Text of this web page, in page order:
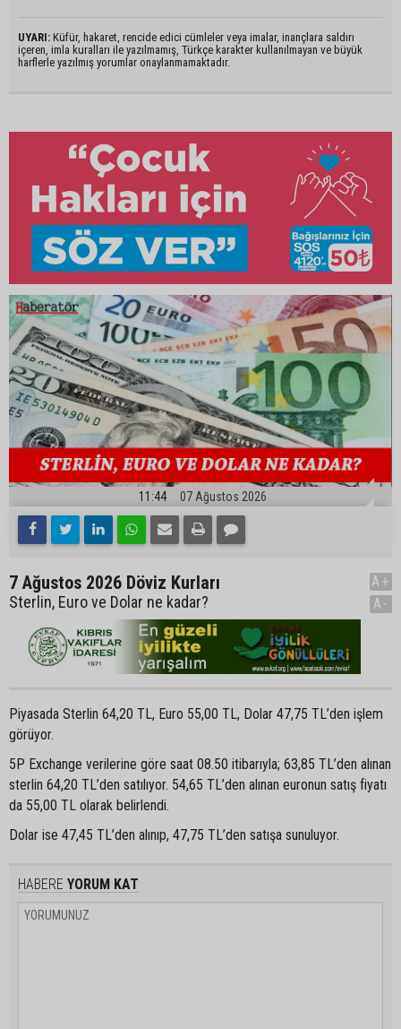
UYARI: Küfür, hakaret, rencide edici cümleler veya imalar, inançlara saldırı
içeren, imla kuralları ile yazılmamış, Türkçe karakter kullanılmayan ve büyük
harflerle yazılmış yorumlar onaylanmamaktadır.
11:44 07 Ağustos 2026
7 Ağustos 2026 Döviz Kurları
Sterlin, Euro ve Dolar ne kadar?
A+
A-
Piyasada Sterlin 64,20 TL, Euro 55,00 TL, Dolar 47,75 TL’den işlem
görüyor.
5P Exchange verilerine göre saat 08.50 itibarıyla; 63,85 TL’den alınan
sterlin 64,20 TL’den satılıyor. 54,65 TL’den alınan euronun satış fiyatı
da 55,00 TL olarak belirlendi.
Dolar ise 47,45 TL’den alınıp, 47,75 TL’den satışa sunuluyor.
HABERE YORUM KAT